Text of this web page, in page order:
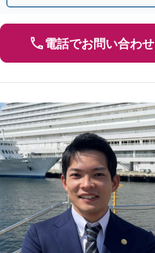
電話でお問い合わせ